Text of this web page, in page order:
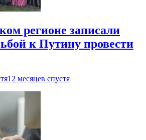
регионе записали
к Путину провести
12 месяцев спустя